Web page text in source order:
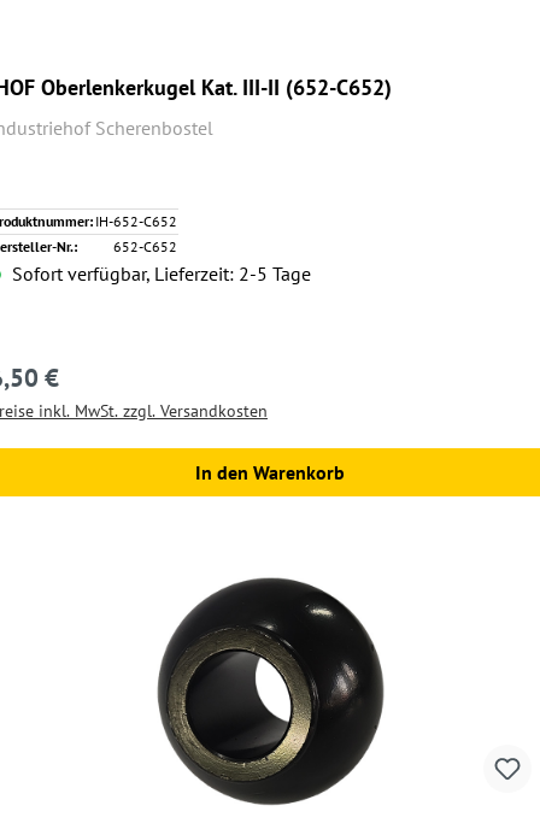
Oberlenkerkugel Kat. III-II (652-C652)
Scherenbostel
IH-652-C652
Nr.:
652-C652
Sofort verfügbar, Lieferzeit: 2-5 Tage
Preis:
€
inkl. MwSt. zzgl. Versandkosten
In den Warenkorb